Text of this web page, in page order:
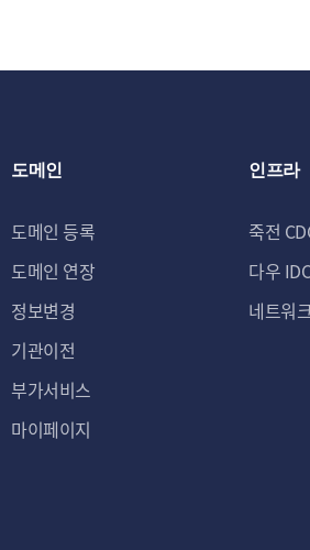
도메인
도메인 등록
도메인 연장
정보변경
기관이전
부가서비스
마이페이지
인프라
죽전
다우
네트워